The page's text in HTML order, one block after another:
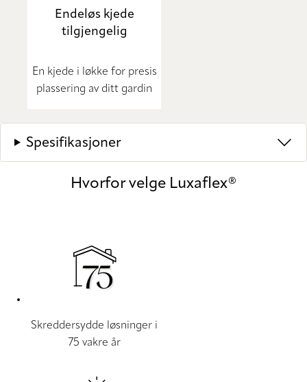
Endeløs kjede
tilgjengelig
En kjede i løkke for presis
plassering av ditt gardin
Spesifikasjoner
Hvorfor velge Luxaflex®
Skreddersydde løsninger i
75 vakre år